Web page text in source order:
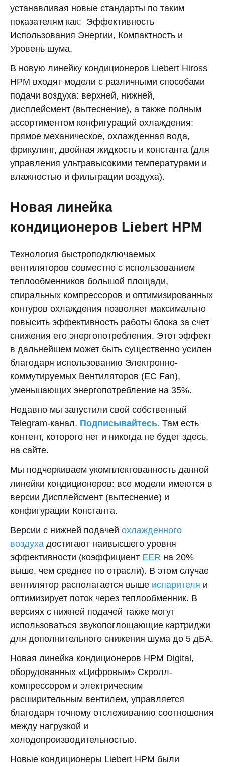
устанавливая новые стандарты по таким
показателям как: Эффективность
Использования Энергии, Компактность и
Уровень шума.
В новую линейку кондиционеров Liebert Hiross
HPM входят модели с различными способами
подачи воздуха: верхней, нижней,
дисплейсмент (вытеснение), а также полным
ассортиментом конфигураций охлаждения:
прямое механическое, охлажденная вода,
фрикулинг, двойная жидкость и константа (для
управления ультравысокими температурами и
влажностью и фильтрации воздуха).
Новая линейка
кондиционеров Liebert HPM
Технология быстроподключаемых
вентиляторов совместно с использованием
теплообменников большой площади,
спиральных компрессоров и оптимизированных
контуров охлаждения позволяет максимально
повысить эффективность работы блока за счет
снижения его энергопотребления. Этот эффект
в дальнейшем может быть существенно усилен
благодаря использованию Электронно-
коммутируемых Вентиляторов (EC Fan),
уменьшающих энергопотребление на 35%.
Недавно мы запустили свой собственный
Telegram-канал. Подписывайтесь. Там есть
контент, которого нет и никогда не будет здесь,
на сайте.
Мы подчеркиваем укомплектованность данной
линейки кондиционеров: все модели имеются в
версии Дисплейсмент (вытеснение) и
конфигурации Константа.
Версии с нижней подачей охлажденного
воздуха достигают наивысшего уровня
эффективности (коэффициент EER на 20%
выше, чем среднее по отрасли). В этом случае
вентилятор располагается выше испарителя и
оптимизирует поток через теплообменник. В
версиях с нижней подачей также могут
использоваться звукопоглощающие картриджи
для дополнительного снижения шума до 5 дБА.
Новая линейка кондиционеров HPM Digital,
оборудованных «Цифровым» Скролл-
компрессором и электрическим
расширительным вентилем, управляется
благодаря точному отслеживанию соотношения
между нагрузкой и
холодопроизводительностью.
Новые кондиционеры Liebert HPM были